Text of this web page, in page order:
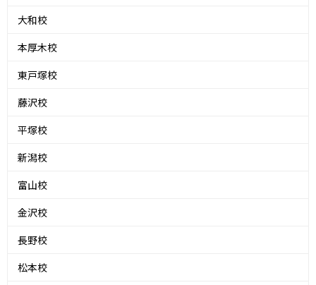
大和校
本厚木校
東戸塚校
藤沢校
平塚校
新潟校
富山校
金沢校
長野校
松本校